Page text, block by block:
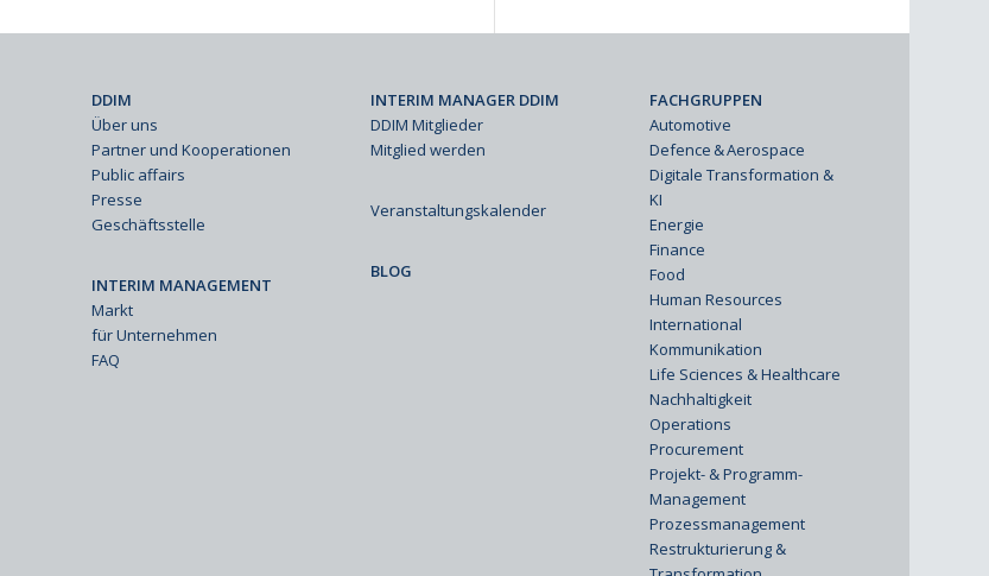
DDIM
Über uns
Partner und Kooperationen
Public affairs
Presse
Geschäftsstelle
INTERIM MANAGEMENT
Markt
für Unternehmen
FAQ
INTERIM MANAGER DDIM
DDIM Mitglieder
Mitglied werden
Veranstaltungskalender
BLOG
FACHGRUPPEN
Automotive
Defence & Aerospace
Digitale Transformation &
KI
Energie
Finance
Food
Human Resources
International
Kommunikation
Life Sciences & Healthcare
Nachhaltigkeit
Operations
Procurement
Projekt- & Programm-
Management
Prozessmanagement
Restrukturierung &